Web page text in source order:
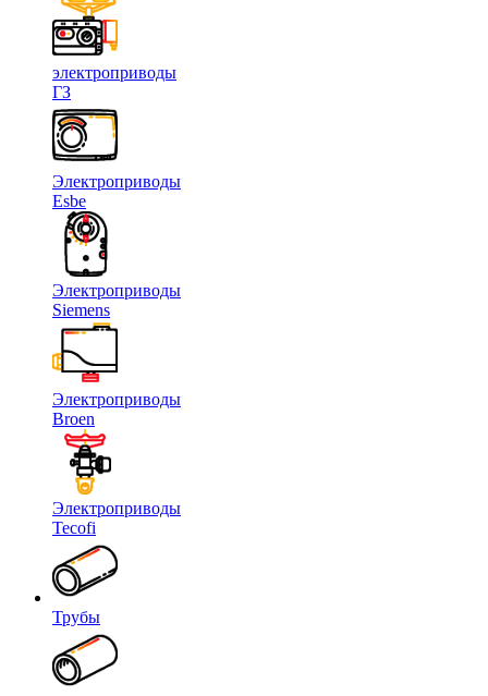
электроприводы
ГЗ
Электроприводы
Esbe
Электроприводы
Siemens
Электроприводы
Broen
Электроприводы
Tecofi
Трубы